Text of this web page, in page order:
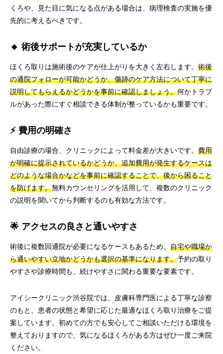
くろや、見た目に気になる点がある場合は、病理検査の実施を優
先的に考えるべきです。
🔸 術後サポートが充実しているか
ほくろ取りは施術後のケアが仕上がりを大きく左右します。 術後
の通院フォローが可能かどうか、傷跡のケア方法について丁寧に
説明してもらえるかどうかを事前に確認しましょう。何かトラブ
ルがあった際にすぐ相談できる体制が整っているかも重要です。
⚡ 費用の明確さ
自由診療の場合、クリニックによって料金差が大きいです。 費用
が明確に提示されているかどうか、追加費用が発生するケースは
どのような場合かなどを事前に確認することで、後から困ること
を防げます。無料カウンセリングを活用して、複数のクリニック
の説明を聞いてから判断するのも有効な方法です。
🌟 アクセスの良さと通いやすさ
術後に複数回通院が必要になるケースもあるため、 自宅や職場か
ら通いやすい立地かどうかも選択の基準になります。予約の取り
やすさや診療時間も、続けやすさに関わる重要な要素です。
アイシークリニック渋谷院では、皮膚科専門医による丁寧な診察
のもと、患者の状態と希望に応じた最適なほくろ取り治療をご提
案しています。初めての方でも安心してご相談いただける環境を
整えておりますので、気になるほくろがある方はぜひ一度ご来院
ください。